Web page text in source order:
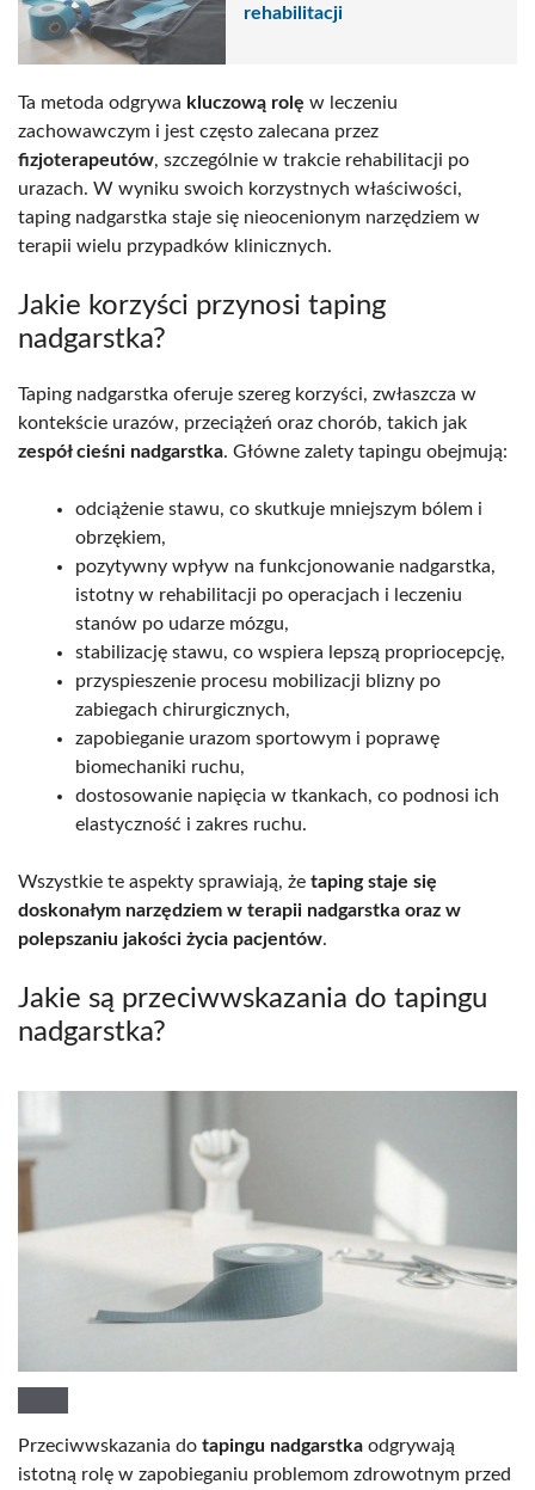
rehabilitacji
Ta metoda odgrywa kluczową rolę w leczeniu
zachowawczym i jest często zalecana przez
fizjoterapeutów, szczególnie w trakcie rehabilitacji po
urazach. W wyniku swoich korzystnych właściwości,
taping nadgarstka staje się nieocenionym narzędziem w
terapii wielu przypadków klinicznych.
Jakie korzyści przynosi taping
nadgarstka?
Taping nadgarstka oferuje szereg korzyści, zwłaszcza w
kontekście urazów, przeciążeń oraz chorób, takich jak
zespół cieśni nadgarstka. Główne zalety tapingu obejmują:
odciążenie stawu, co skutkuje mniejszym bólem i
obrzękiem,
pozytywny wpływ na funkcjonowanie nadgarstka,
istotny w rehabilitacji po operacjach i leczeniu
stanów po udarze mózgu,
stabilizację stawu, co wspiera lepszą propriocepcję,
przyspieszenie procesu mobilizacji blizny po
zabiegach chirurgicznych,
zapobieganie urazom sportowym i poprawę
biomechaniki ruchu,
dostosowanie napięcia w tkankach, co podnosi ich
elastyczność i zakres ruchu.
Wszystkie te aspekty sprawiają, że taping staje się
doskonałym narzędziem w terapii nadgarstka oraz w
polepszaniu jakości życia pacjentów.
Jakie są przeciwwskazania do tapingu
nadgarstka?
Przeciwwskazania do tapingu nadgarstka odgrywają
istotną rolę w zapobieganiu problemom zdrowotnym przed